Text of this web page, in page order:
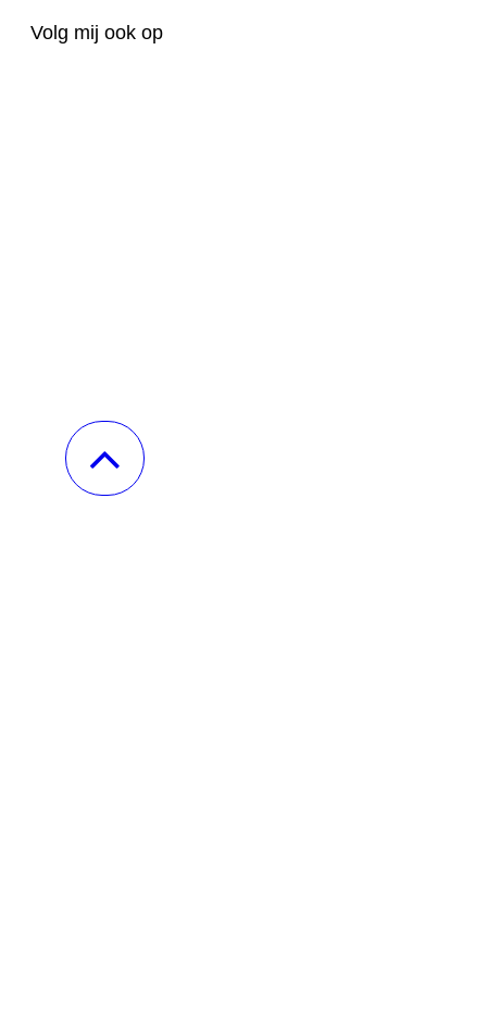
Volg mij ook op